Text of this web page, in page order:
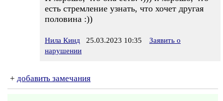
есть стремление узнать, что хочет другая
половина :))
Нила Кинд 25.03.2023 10:35
Заявить о
нарушении
+ добавить замечания